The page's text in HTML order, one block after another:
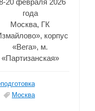
20 февраля 2026
года
Москва, ГК
корпус
«Вега», м.
«Партизанская»
Москва